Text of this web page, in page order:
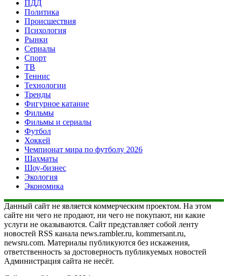
ПДД
Политика
Происшествия
Психология
Рынки
Сериалы
Спорт
ТВ
Теннис
Технологии
Тренды
Фигурное катание
Фильмы
Фильмы и сериалы
Футбол
Хоккей
Чемпионат мира по футболу 2026
Шахматы
Шоу-бизнес
Экология
Экономика
Данный сайт не является коммерческим проектом. На этом
сайте ни чего не продают, ни чего не покупают, ни какие
услуги не оказываются. Сайт представляет собой ленту
новостей RSS канала news.rambler.ru, kommersant.ru,
newsru.com. Материалы публикуются без искажения,
ответственность за достоверность публикуемых новостей
Администрация сайта не несёт.